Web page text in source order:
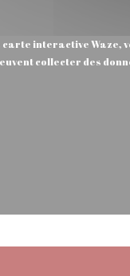
interactive Waze,
collecter des